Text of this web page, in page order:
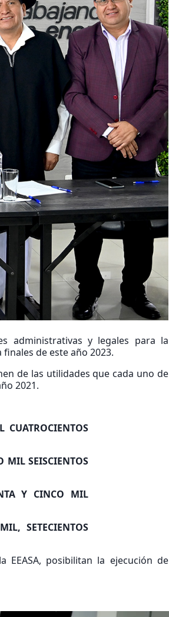
administrativas y legales para la
de este año 2023.
de las utilidades que cada uno de
2021.
CUATROCIENTOS
MIL SEISCIENTOS
Y CINCO MIL
SETECIENTOS
EEASA, posibilitan la ejecución de